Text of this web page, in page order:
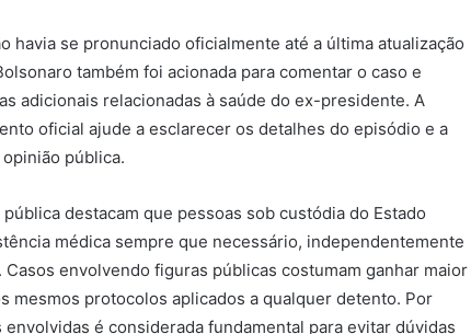
havia se pronunciado oficialmente até a última atualização
também foi acionada para comentar o caso e
adicionais relacionadas à saúde do ex-presidente. A
oficial ajude a esclarecer os detalhes do episódio e a
pública.
destacam que pessoas sob custódia do Estado
médica sempre que necessário, independentemente
envolvendo figuras públicas costumam ganhar maior
mesmos protocolos aplicados a qualquer detento. Por
é considerada fundamental para evitar dúvidas